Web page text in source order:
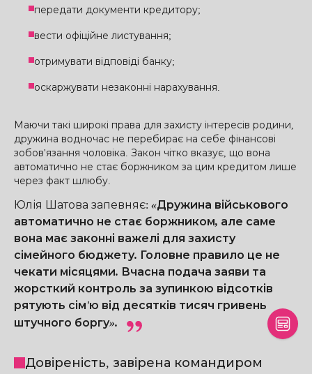
передати документи кредитору;
вести офіційне листування;
отримувати відповіді банку;
оскаржувати незаконні нарахування.
Маючи такі широкі права для захисту інтересів родини,
дружина водночас не перебирає на себе фінансові
зобов'язання чоловіка. Закон чітко вказує, що вона
автоматично не стає боржником за цим кредитом лише
через факт шлюбу.
Юлія Шатова запевняє: «Дружина військового
автоматично не стає боржником, але саме
вона має законні важелі для захисту
сімейного бюджету. Головне правило це не
чекати місяцями. Вчасна подача заяви та
жорсткий контроль за зупинкою відсотків
рятують сім'ю від десятків тисяч гривень
штучного боргу».
Довіреність, завірена командиром